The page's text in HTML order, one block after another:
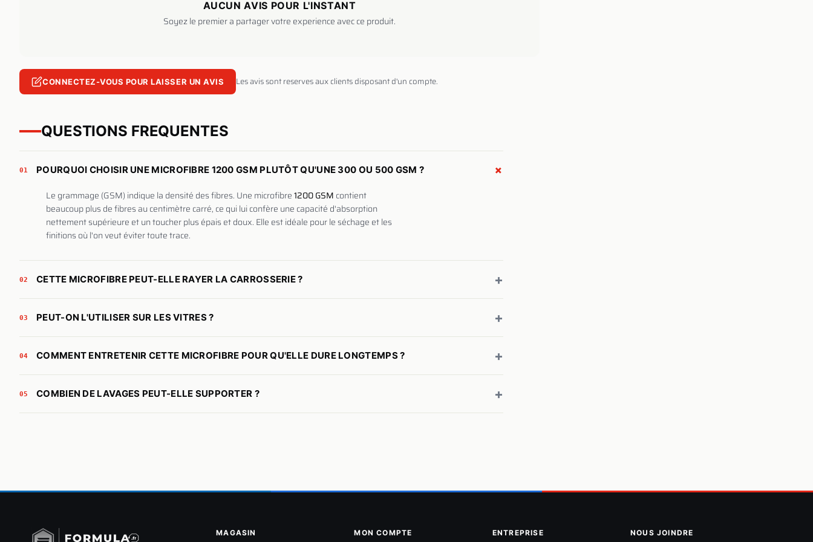
AUCUN AVIS POUR L'INSTANT
Soyez le premier a partager votre experience avec ce produit.
CONNECTEZ-VOUS POUR LAISSER UN AVIS Les avis sont reserves aux clients disposant d'un compte.
QUESTIONS FREQUENTES
01 POURQUOI CHOISIR UNE MICROFIBRE 1200 GSM PLUTÔT QU'UNE 300 OU 500 GSM ? +
Le grammage (GSM) indique la densité des fibres. Une microfibre1200 GSM contient
beaucoup plus de fibres au centimètre carré, ce qui lui confère une capacité d'absorption
nettement supérieure et un toucher plus épais et doux. Elle est idéale pour le séchage et les
finitions où l'on veut éviter toute trace.
02 CETTE MICROFIBRE PEUT-ELLE RAYER LA CARROSSERIE ? +
03 PEUT-ON L'UTILISER SUR LES VITRES ? +
04 COMMENT ENTRETENIR CETTE MICROFIBRE POUR QU'ELLE DURE LONGTEMPS ? +
05 COMBIEN DE LAVAGES PEUT-ELLE SUPPORTER ? +
TOUS LES MODES DE LIVRAISON
MOYENS DE PAIEMENT ACCEPTÉS
JUSQU'À 60 JOURS POUR
ETRE PREVENU DU RETOUR MAGASIN MON COMPTE ENTREPRISE NOUS JOINDRE